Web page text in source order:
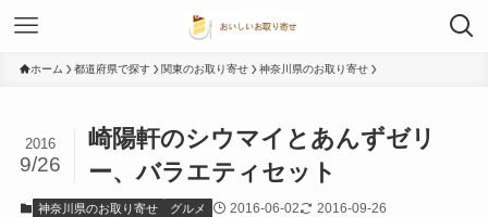
ホーム 都道府県で探す 関東のお取り寄せ 神奈川県のお取り寄せ
崎陽軒のシウマイとあんずゼリ
ー、バラエティセット
2016
9/26
神奈川県のお取り寄せ グルメ 2016-06-02 2016-09-26